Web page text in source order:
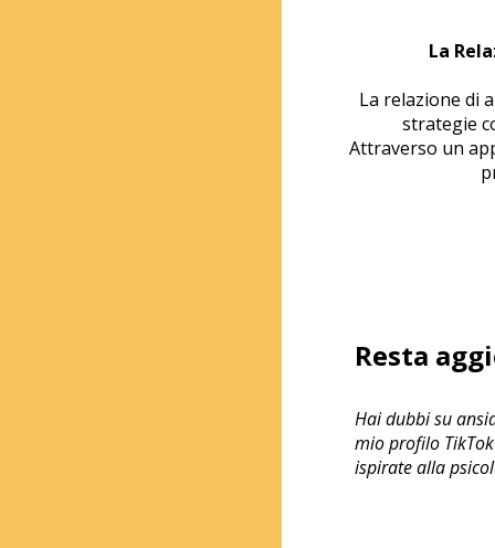
La
La relazione di
strategie
Attraverso un
Resta
Hai dubbi su
mio profilo
ispirate alla